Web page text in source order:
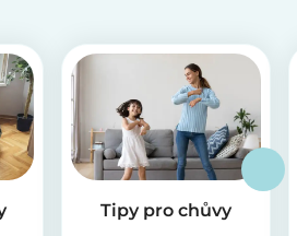
Tipy pro chůvy